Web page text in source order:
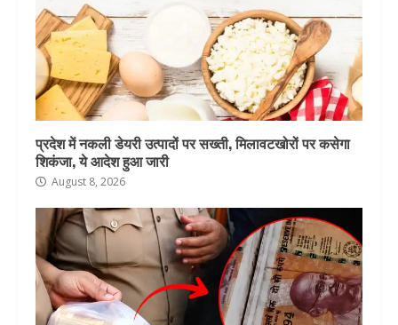
प्रदेश में नकली डेयरी उत्पादों पर सख्ती, मिलावटखोरों पर कसेगा
शिकंजा, ये आदेश हुआ जारी
August 8, 2026